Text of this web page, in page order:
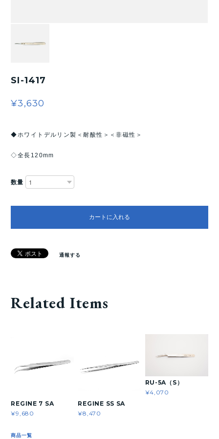
SI-1417
¥3,630
◆ホワイトデルリン製＜耐酸性＞＜非磁性＞
◇全長120mm
数量
カートに入れる
通報する
Related Items
REGINE 7 SA
¥9,680
REGINE SS SA
¥8,470
RU-5A（S）
¥4,070
商品一覧